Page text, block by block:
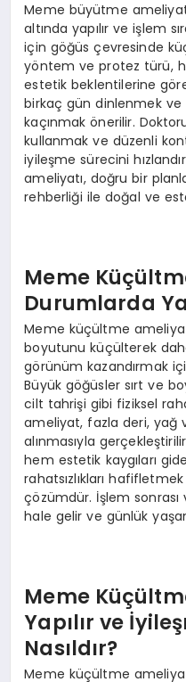
Meme büyütme
altında yapılır ve işlem
için göğüs çevresinde
yöntem ve protez türü,
estetik beklentilerine
birkaç gün dinlenmek ve
kaçınmak önerilir.
kullanmak ve düzenli
iyileşme sürecini
ameliyatı, doğru bir
rehberliği ile doğal ve
Meme
Durumlarda
Meme küçültme
boyutunu küçülterek
görünüm kazandırmak
Büyük göğüsler sırt ve
cilt tahrişi gibi fiziksel
ameliyat, fazla deri, yağ
alınmasıyla
hem estetik kaygıları
rahatsızlıkları
çözümdür. İşlem
hale gelir ve günlük
Meme
Yapılır ve
Nasıldır?
Meme küçültme